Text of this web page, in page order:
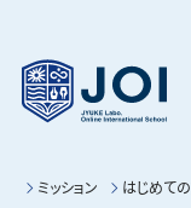
ミッション はじめて